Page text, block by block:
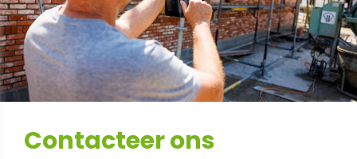
Contacteer ons